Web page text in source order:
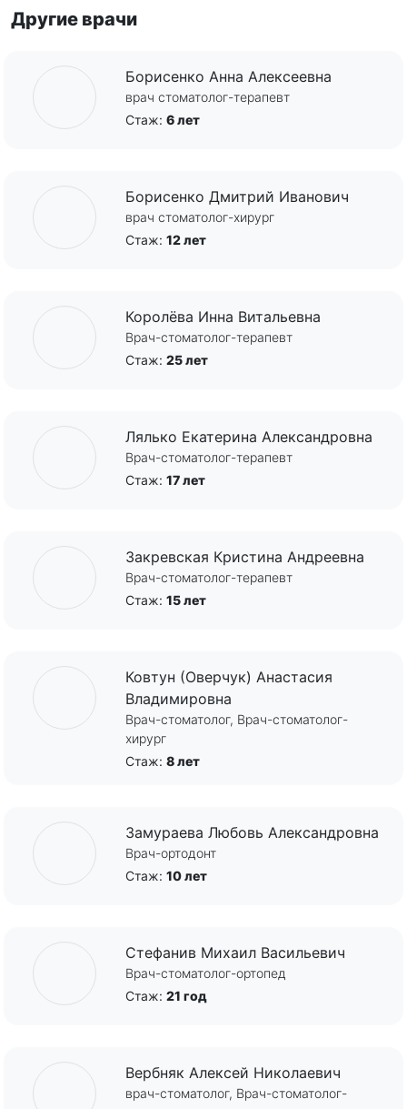
Другие врачи
Борисенко Анна Алексеевна
врач стоматолог-терапевт
Стаж: 6 лет
Борисенко Дмитрий Иванович
врач стоматолог-хирург
Стаж: 12 лет
Королёва Инна Витальевна
Врач-стоматолог-терапевт
Стаж: 25 лет
Лялько Екатерина Александровна
Врач-стоматолог-терапевт
Стаж: 17 лет
Закревская Кристина Андреевна
Врач-стоматолог-терапевт
Стаж: 15 лет
Ковтун (Оверчук) Анастасия
Владимировна
Врач-стоматолог, Врач-стоматолог-
хирург
Стаж: 8 лет
Замураева Любовь Александровна
Врач-ортодонт
Стаж: 10 лет
Стефанив Михаил Васильевич
Врач-стоматолог-ортопед
Стаж: 21 год
Вербняк Алексей Николаевич
врач-стоматолог, Врач-стоматолог-